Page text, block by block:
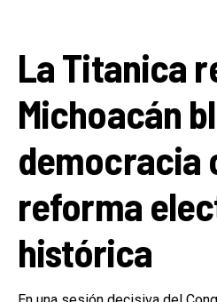
La Titanica
Michoacán
democracia
reforma
histórica